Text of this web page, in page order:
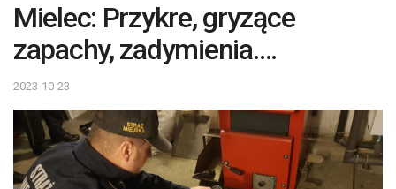
Mielec: Przykre, gryzące
zapachy, zadymienia….
2023-10-23